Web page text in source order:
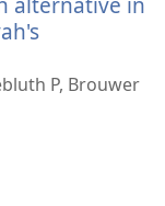
P, Brouwer